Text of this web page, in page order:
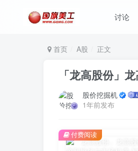
讨论
首页 A股 正文
「龙高股份」
股价挖掘机
1年前发布
付费阅读